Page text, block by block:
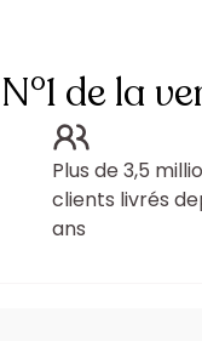
N°1 de la
Plus de 3,5
clients livrés
ans